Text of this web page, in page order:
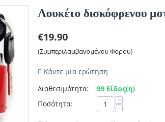
Λουκέτο δισκόφρενου
€19.90
(Συμπεριλαμβανομένου Φορου)
Κάντε μια ερώτηση
Διαθεσιμότητα:
99 Είδος(η)
Ποσότητα:
+
−